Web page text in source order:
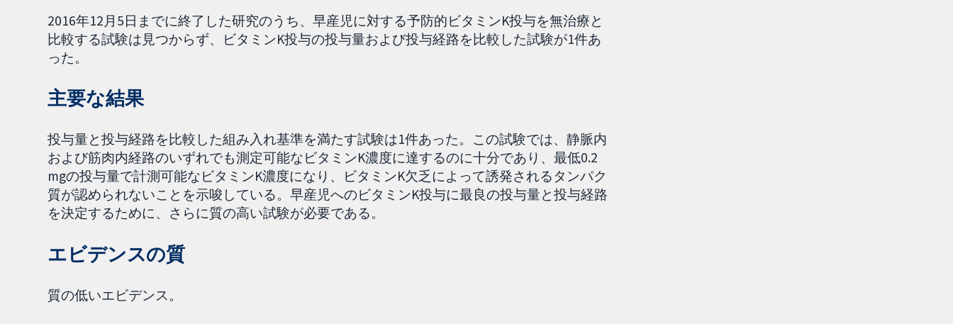
2016年12月5日までに終了した研究のうち、早産児に対する予防的ビタミンK投与を無治療と
比較する試験は見つからず、ビタミンK投与の投与量および投与経路を比較した試験が1件あ
った。
主要な結果
投与量と投与経路を比較した組み入れ基準を満たす試験は1件あった。この試験では、静脈内
および筋肉内経路のいずれでも測定可能なビタミンK濃度に達するのに十分であり、最低0.2
mgの投与量で計測可能なビタミンK濃度になり、ビタミンK欠乏によって誘発されるタンパク
質が認められないことを示唆している。早産児へのビタミンK投与に最良の投与量と投与経路
を決定するために、さらに質の高い試験が必要である。
エビデンスの質
質の低いエビデンス。